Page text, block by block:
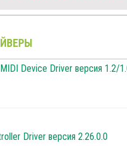
Device Driver версия 1.2/
Driver версия 2.26.0.0